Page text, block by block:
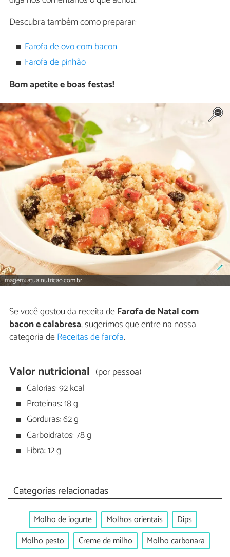
Descubra também como preparar:
Farofa de ovo com bacon
Farofa de pinhão
Bom apetite e boas festas!
Imagem: atualnutricao.com.br
Se você gostou da receita deFarofa de Natal com
bacon e calabresa, sugerimos que entre na nossa
categoria deReceitas de farofa.
Valor nutricional (por pessoa)
Calorias: 92 kcal
Proteínas: 18 g
Gorduras: 62 g
Carboidratos: 78 g
Fibra: 12 g
Categorias relacionadas
Molho de iogurte Molhos orientais
Dips
Molho pesto
Creme de milho Molho carbonara